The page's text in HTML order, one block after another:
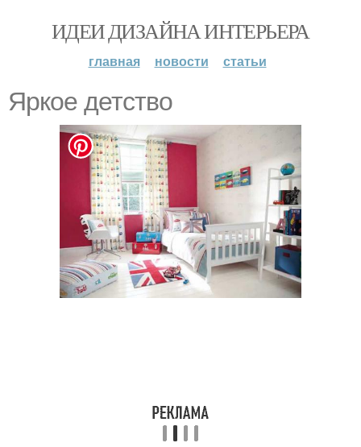
ИДЕИ ДИЗАЙНА ИНТЕРЬЕРА
главная новости статьи
Яркое детство